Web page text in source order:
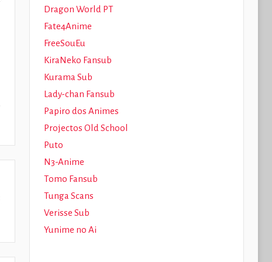
Dragon World PT
Fate4Anime
FreeSouEu
KiraNeko Fansub
Kurama Sub
Lady-chan Fansub
Papiro dos Animes
Projectos Old School
Puto
N3-Anime
Tomo Fansub
Tunga Scans
Verisse Sub
Yunime no Ai